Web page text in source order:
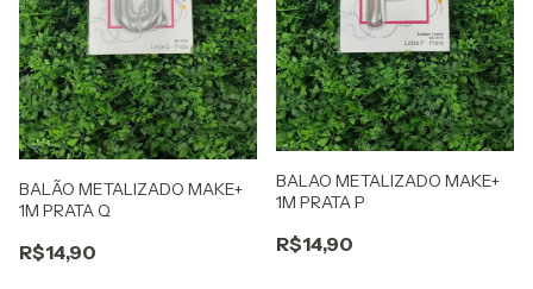
BALÃO METALIZADO MAKE+
1M PRATA Q
R$14,90
BALAO METALIZADO MAKE+
1M PRATA P
R$14,90